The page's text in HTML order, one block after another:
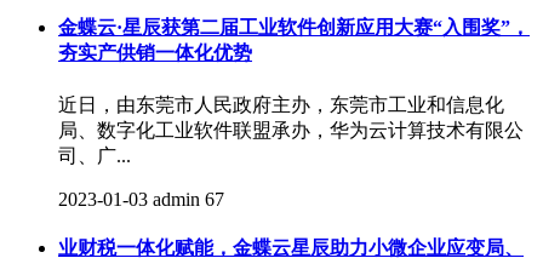
金蝶云·星辰获第二届工业软件创新应用大赛“入围奖”，
夯实产供销一体化优势
近日，由东莞市人民政府主办，东莞市工业和信息化
局、数字化工业软件联盟承办，华为云计算技术有限公
司、广...
2023-01-03 admin 67
业财税一体化赋能，金蝶云星辰助力小微企业应变局、